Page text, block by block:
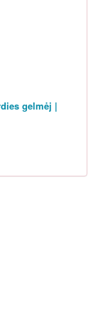
gelmėj |